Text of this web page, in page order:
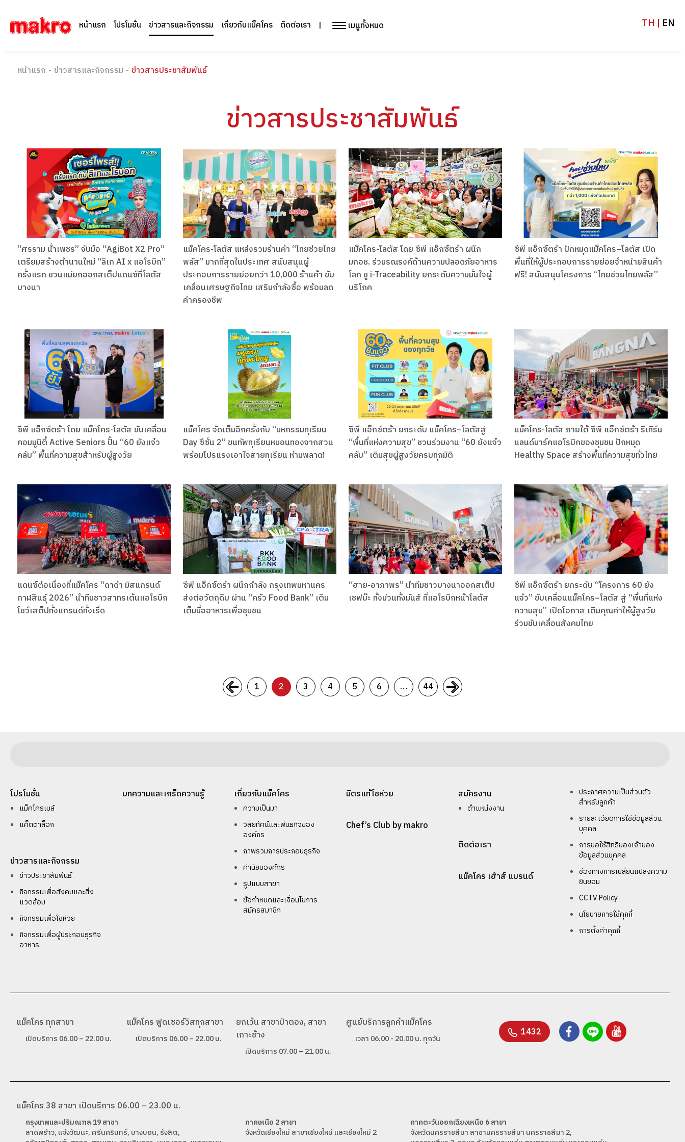
หน้าแรก โปรโมชั่น ข่าวสารและกิจกรรม เกี่ยวกับแม็คโคร ติดต่อเรา | เมนูทั้งหมด TH | EN
หน้าแรก - ข่าวสารและกิจกรรม - ข่าวสารประชาสัมพันธ์
ข่าวสารประชาสัมพันธ์
“ศรราม น้ำเพชร” จับมือ “AgiBot X2 Pro”
เตรียมสร้างตำนานใหม่ “ลิเก AI x แอโรบิก”
ครั้งแรก ชวนแม่ยกออกสเต็ปแดนซ์ที่โลตัส
บางนา
แม็คโคร-โลตัส แหล่งรวมร้านค้า “ไทยช่วยไทย
พลัส” มากที่สุดในประเทศ สนับสนุนผู้
ประกอบการรายย่อยกว่า 10,000 ร้านค้า ขับ
เคลื่อนเศรษฐกิจไทย เสริมกำลังซื้อ พร้อมลด
ค่าครองชีพ
แม็คโคร-โลตัส โดย ซีพี แอ็กซ์ตร้า ผนึก
มกอช. ร่วมรณรงค์ด้านความปลอดภัยอาหาร
โลก ชู i-Traceability ยกระดับความมั่นใจผู้
บริโภค
ซีพี แอ็กซ์ตร้า ปักหมุดแม็คโคร–โลตัส เปิด
พื้นที่ให้ผู้ประกอบการรายย่อยจำหน่ายสินค้า
ฟรี! สนับสนุนโครงการ “ไทยช่วยไทยพลัส”
ซีพี แอ็กซ์ตร้า โดย แม็คโคร-โลตัส ขับเคลื่อน
คอมมูนิตี้ Active Seniors ปั้น “60 ยังแจ๋ว
คลับ” พื้นที่ความสุขสำหรับผู้สูงวัย
แม็คโคร จัดเต็มอีกครั้งกับ “มหกรรมทุเรียน
Day ซีซั่น 2” ขนทัพทุเรียนหมอนทองจากสวน
พร้อมโปรแรงเอาใจสายทุเรียน ห้ามพลาด!
ซีพี แอ็กซ์ตร้า ยกระดับ แม็คโคร–โลตัสสู่
“พื้นที่แห่งความสุข” ชวนร่วมงาน “60 ยังแจ๋ว
คลับ” เติมสุขผู้สูงวัยครบทุกมิติ
แม็คโคร-โลตัส ภายใต้ ซีพี แอ็กซ์ตร้า รีเทิร์น
แลนด์มาร์คแอโรบิกของชุมชน ปักหมุด
Healthy Space สร้างพื้นที่ความสุขทั่วไทย
แดนซ์ต่อเนื่องที่แม็คโคร “ดาด้า มิสแกรนด์
กาฬสินธุ์ 2026” นำทีมชาวสาทรเต้นแอโรบิก
โชว์เสต็ปทั้งแกรนด์ทั้งเริ่ด
ซีพี แอ็กซ์ตร้า ผนึกกำลัง กรุงเทพมหานคร
ส่งต่อวัตถุดิบ ผ่าน “ครัว Food Bank” เติม
เต็มมื้ออาหารเพื่อชุมชน
“ฮาย-อาภาพร” นำทีมชาวบางนาออกสเต็ป
เชฟบ๊ะ ทั้งม่วนทั้งมันส์ ที่แอโรบิกหน้าโลตัส
ซีพี แอ็กซ์ตร้า ยกระดับ “โครงการ 60 ยัง
แจ๋ว” ขับเคลื่อนแม็คโคร–โลตัส สู่ “พื้นที่แห่ง
ความสุข” เปิดโอกาส เติมคุณค่าให้ผู้สูงวัย
ร่วมขับเคลื่อนสังคมไทย
1 2 3 4 5 6 … 44
โปรโมชั่น
แม็คโครเมล์
แค็ตตาล็อก
ข่าวสารและกิจกรรม
ข่าวประชาสัมพันธ์
กิจกรรมเพื่อสังคมและสิ่ง
แวดล้อม
กิจกรรมเพื่อโชห่วย
กิจกรรมเพื่อผู้ประกอบธุรกิจ
อาหาร
บทความและเกร็ดความรู้ เกี่ยวกับแม็คโคร
ความเป็นมา
วิสัยทัศน์และพันธกิจของ
องค์กร
ภาพรวมการประกอบธุรกิจ
ค่านิยมองค์กร
รูปแบบสาขา
ข้อกำหนดและเงื่อนไขการ
สมัครสมาชิก
มิตรแท้โชห่วย
Chef’s Club by makro
สมัครงาน
ตำแหน่งงาน
ติดต่อเรา
แม็คโคร เฮ้าส์ แบรนด์
ประกาศความเป็นส่วนตัว
สำหรับลูกค้า
รายละเอียดการใช้ข้อมูลส่วน
บุคคล
การขอใช้สิทธิของเจ้าของ
ข้อมูลส่วนบุคคล
ช่องทางการเปลี่ยนแปลงความ
ยินยอม
CCTV Policy
นโยบายการใช้คุกกี้
การตั้งค่าคุกกี้
แม็คโคร ทุกสาขา
เปิดบริการ 06.00 – 22.00 น.
แม็คโคร ฟูดเซอร์วิสทุกสาขา
เปิดบริการ 06.00 – 22.00 น.
ยกเว้น สาขาป่าตอง, สาขา
เกาะช้าง
เปิดบริการ 07.00 – 21.00 น.
ศูนย์บริการลูกค้าแม็คโคร
เวลา 06.00 - 20.00 น. ทุกวัน 1432
แม็คโคร 38 สาขา เปิดบริการ 06.00 – 23.00 น.
กรุงเทพและปริมณฑล 19 สาขา
ลาดพร้าว, แจ้งวัฒนะ, ศรีนครินทร์, บางบอน, รังสิต,
ภาคเหนือ 2 สาขา
จังหวัดเชียงใหม่ สาขาเชียงใหม่ และเชียงใหม่ 2
ภาคตะวันออกเฉียงเหนือ 6 สาขา
จังหวัดนครราชสีมา สาขานครราชสีมา นครราชสีมา 2,